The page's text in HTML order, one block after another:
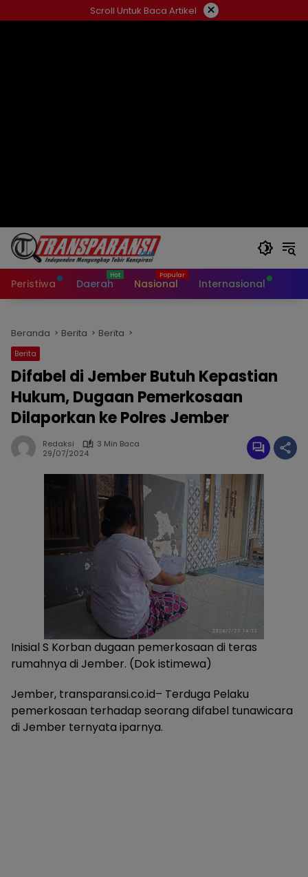
ke
Scroll Untuk Baca Artikel ×
Peristiwa Daerah Nasional Internasional
Beranda Berita Berita
Berita
Difabel di Jember Butuh Kepastian
Hukum, Dugaan Pemerkosaan
Dilaporkan ke Polres Jember
Redaksi
3 Min Baca
29/07/2024
Inisial S Korban dugaan pemerkosaan di teras
rumahnya di Jember. (Dok istimewa)
Jember, transparansi.co.id– Terduga Pelaku
pemerkosaan terhadap seorang difabel tunawicara
di Jember ternyata iparnya.